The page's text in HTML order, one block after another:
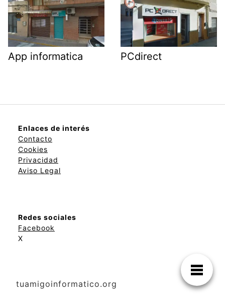
App informatica PCdirect
Enlaces de interés
Contacto
Cookies
Privacidad
Aviso Legal
Redes sociales
Facebook
X
tuamigoinformatico.org